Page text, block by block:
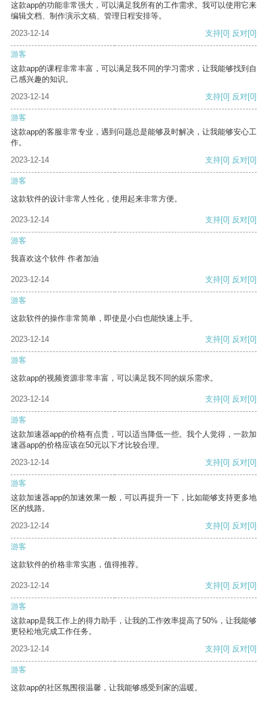
这款app的功能非常强大，可以满足我所有的工作需求。我可以使用它来
编辑文档、制作演示文稿、管理日程安排等。
2023-12-14
支持[0] 反对[0]
游客
这款app的课程非常丰富，可以满足我不同的学习需求，让我能够找到自
己感兴趣的知识。
2023-12-14
支持[0] 反对[0]
游客
这款app的客服非常专业，遇到问题总是能够及时解决，让我能够安心工
作。
2023-12-14
支持[0] 反对[0]
游客
这款软件的设计非常人性化，使用起来非常方便。
2023-12-14 支持[0] 反对[0]
游客
我喜欢这个软件 作者加油
2023-12-14 支持[0] 反对[0]
游客
这款软件的操作非常简单，即使是小白也能快速上手。
2023-12-14 支持[0] 反对[0]
游客
这款app的视频资源非常丰富，可以满足我不同的娱乐需求。
2023-12-14 支持[0] 反对[0]
游客
这款加速器app的价格有点贵，可以适当降低一些。我个人觉得，一款加
速器app的价格应该在50元以下才比较合理。
2023-12-14
支持[0] 反对[0]
游客
这款加速器app的加速效果一般，可以再提升一下，比如能够支持更多地
区的线路。
2023-12-14
支持[0] 反对[0]
游客
这款软件的价格非常实惠，值得推荐。
2023-12-14 支持[0] 反对[0]
游客
这款app是我工作上的得力助手，让我的工作效率提高了50%，让我能够
更轻松地完成工作任务。
2023-12-14
支持[0] 反对[0]
游客
这款app的社区氛围很温馨，让我能够感受到家的温暖。